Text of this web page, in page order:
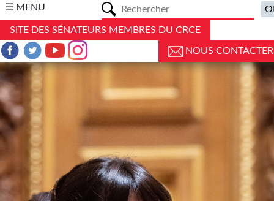
☰ MENU
SITE DES SÉNATEURS MEMBRES DU CRCE
NOUS CONTACTER